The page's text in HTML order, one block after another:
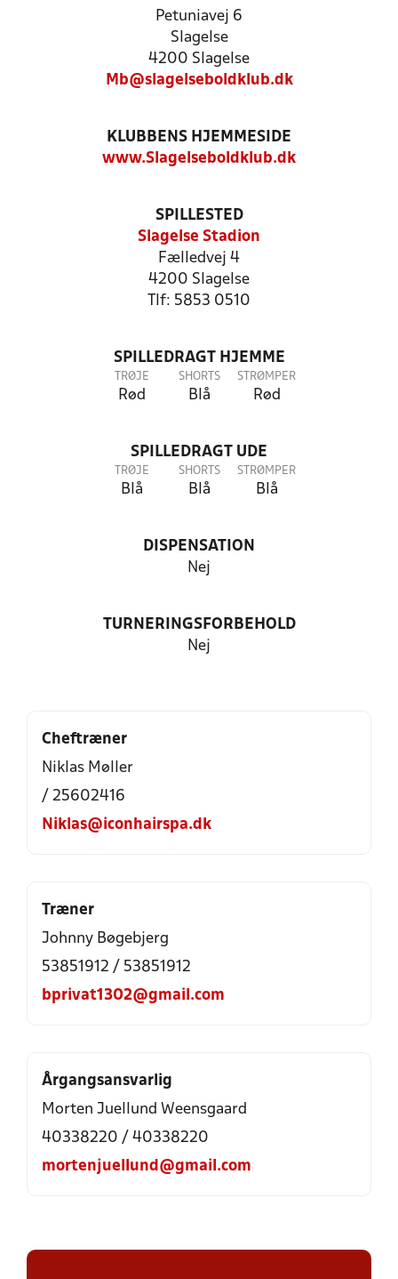
Petuniavej 6
Slagelse
4200 Slagelse
Mb@slagelseboldklub.dk
KLUBBENS HJEMMESIDE
www.Slagelseboldklub.dk
SPILLESTED
Slagelse Stadion
Fælledvej 4
4200 Slagelse
Tlf: 5853 0510
SPILLEDRAGT HJEMME
TRØJE
Rød
SHORTS
Blå
STRØMPER
Rød
SPILLEDRAGT UDE
TRØJE
Blå
SHORTS
Blå
STRØMPER
Blå
DISPENSATION
Nej
TURNERINGSFORBEHOLD
Nej
Cheftræner
Niklas Møller
/ 25602416
Niklas@iconhairspa.dk
Træner
Johnny Bøgebjerg
53851912 / 53851912
bprivat1302@gmail.com
Årgangsansvarlig
Morten Juellund Weensgaard
40338220 / 40338220
mortenjuellund@gmail.com